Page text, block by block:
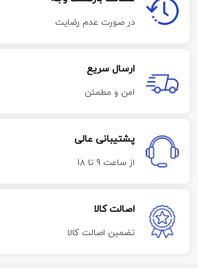
در صورت عدم رضایت
ارسال سریع
امن و مطمئن
پشتیبانی عالی
از ساعت 9 تا 18
اصالت کالا
تضمین اصالت کالا